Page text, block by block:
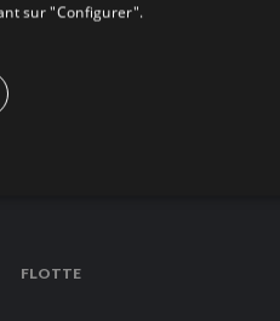
FLOTTE
sur "Configurer".